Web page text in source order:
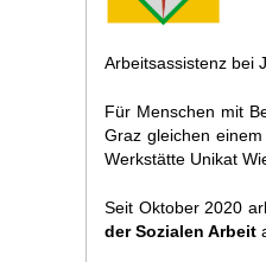
Arbeitsassistenz bei
Für Menschen mit
Graz gleichen
Werkstätte Unikat
Seit Oktober 2020
der Sozialen Arbeit